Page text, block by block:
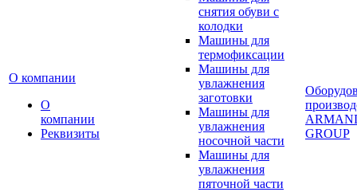
О компании
О
компании
Реквизиты
снятия обуви с
колодки
Машины для
термофиксации
Машины для
увлажнения
заготовки
Машины для
увлажнения
носочной части
Машины для
увлажнения
пяточной части
GROUP